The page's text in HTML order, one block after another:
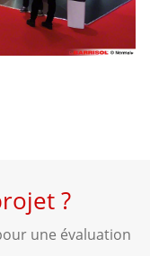
?
une évaluation